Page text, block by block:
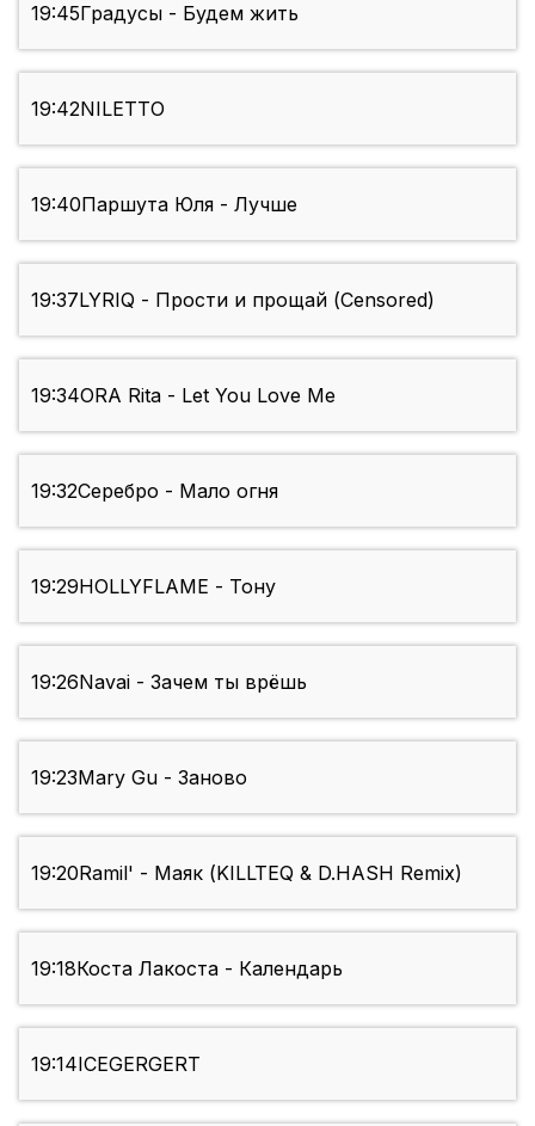
19:45Градусы - Будем жить
19:42NILETTO
19:40Паршута Юля - Лучше
19:37LYRIQ - Прости и прощай (Censored)
19:34ORA Rita - Let You Love Me
19:32Серебро - Мало огня
19:29HOLLYFLAME - Тону
19:26Navai - Зачем ты врёшь
19:23Mary Gu - Заново
19:20Ramil' - Маяк (KILLTEQ & D.HASH Remix)
19:18Коста Лакоста - Календарь
19:14ICEGERGERT